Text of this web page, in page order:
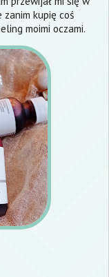
kupię coś
moimi oczami.